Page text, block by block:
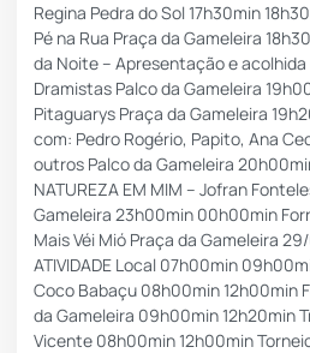
Regina Pedra do Sol 17h30min
Pé na Rua Praça da Gameleira
da Noite – Apresentação e
Dramistas Palco da Gameleira
Pitaguarys Praça da Gameleira
com: Pedro Rogério, Papito, Ana
outros Palco da Gameleira
NATUREZA EM MIM – Jofran
Gameleira 23h00min 00h00min
Mais Véi Mió Praça da Gameleira
ATIVIDADE Local 07h00min
Coco Babaçu 08h00min 12h00min
da Gameleira 09h00min 12h20min
Vicente 08h00min 12h00min